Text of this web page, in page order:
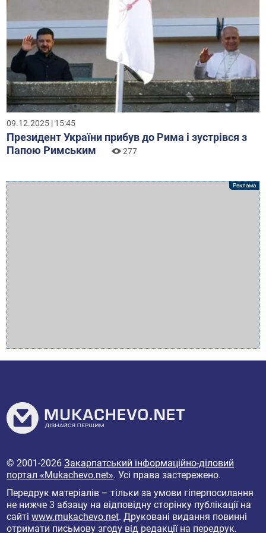
09.12.2025 | 15:45
Президент України прибув до Рима і зустрівся з
Папою Римським
277
© 2001-2026Закарпатський інформаційно-діловий
портал «Mukachevo.net». Усі права застережено.
Передрук матеріалів – тільки за умови гіперпосилання
не нижче 3 абзацу на відповідну сторінку публікації на
сайтіwww.mukachevo.net. Друковані видання повинні
отримати письмову згоду від редакції на передрук.